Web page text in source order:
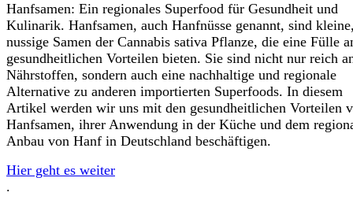
Hanfsamen: Ein regionales Superfood für Gesundheit und
Kulinarik. Hanfsamen, auch Hanfnüsse genannt, sind
nussige Samen der Cannabis sativa Pflanze, die eine Fülle
gesundheitlichen Vorteilen bieten. Sie sind nicht nur reich
Nährstoffen, sondern auch eine nachhaltige und regionale
Alternative zu anderen importierten Superfoods. In diesem
Artikel werden wir uns mit den gesundheitlichen Vorteilen
Hanfsamen, ihrer Anwendung in der Küche und dem
Anbau von Hanf in Deutschland beschäftigen.
Hier geht es weiter
.